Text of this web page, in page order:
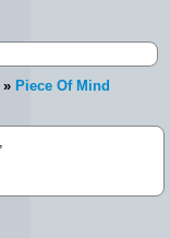
» Piece Of Mind